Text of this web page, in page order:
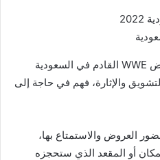
حتى يتمكن الأفراد من حضور عرض WWE القادم في السعودية
بالتشويق والإثارة، فهم في حاجة إلى
العروض والاستمتاع بها،
أو المقعد الذي ستحجزه